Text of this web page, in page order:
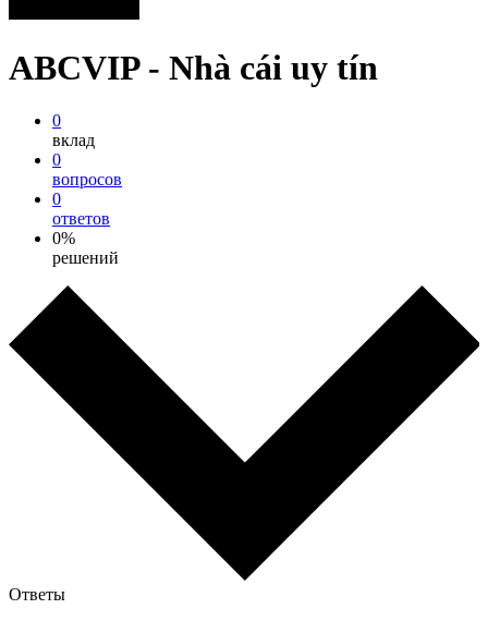
ABCVIP - Nhà cái uy tín
0
вклад
0
вопросов
0
ответов
0%
решений
Ответы